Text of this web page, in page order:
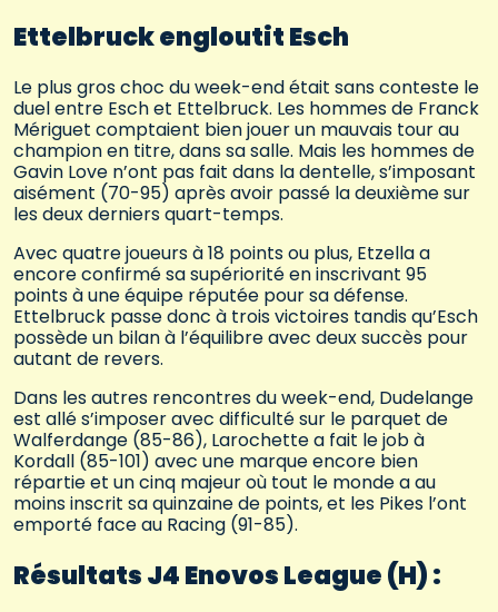
Ettelbruck engloutit Esch
Le plus gros choc du week-end était sans conteste le
duel entre Esch et Ettelbruck. Les hommes de Franck
Mériguet comptaient bien jouer un mauvais tour au
champion en titre, dans sa salle. Mais les hommes de
Gavin Love n’ont pas fait dans la dentelle, s’imposant
aisément (70-95) après avoir passé la deuxième sur
les deux derniers quart-temps.
Avec quatre joueurs à 18 points ou plus, Etzella a
encore confirmé sa supériorité en inscrivant 95
points à une équipe réputée pour sa défense.
Ettelbruck passe donc à trois victoires tandis qu’Esch
possède un bilan à l’équilibre avec deux succès pour
autant de revers.
Dans les autres rencontres du week-end, Dudelange
est allé s’imposer avec difficulté sur le parquet de
Walferdange (85-86), Larochette a fait le job à
Kordall (85-101) avec une marque encore bien
répartie et un cinq majeur où tout le monde a au
moins inscrit sa quinzaine de points, et les Pikes l’ont
emporté face au Racing (91-85).
Résultats J4 Enovos League (H) :